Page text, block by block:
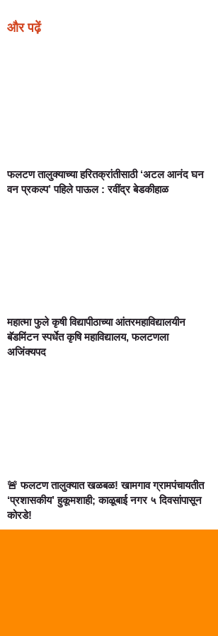
और पढ़ें
फलटण तालुक्याच्या हरितक्रांतीसाठी ‘अटल आनंद घन
वन प्रकल्प’ पहिले पाऊल : रवींद्र बेडकीहाळ
महात्मा फुले कृषी विद्यापीठाच्या आंतरमहाविद्यालयीन
बॅडमिंटन स्पर्धेत कृषि महाविद्यालय, फलटणला
अजिंक्यपद
🚨 फलटण तालुक्यात खळबळ! खामगाव ग्रामपंचायतीत
‘प्रशासकीय’ हुकूमशाही; काळूबाई नगर ५ दिवसांपासून
कोरडे!